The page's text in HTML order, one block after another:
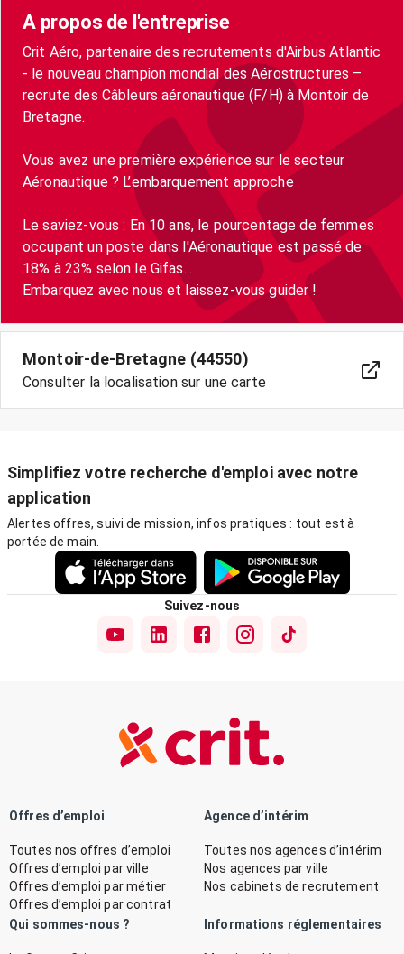
A propos de l'entreprise
Crit Aéro, partenaire des recrutements d'Airbus Atlantic
- le nouveau champion mondial des Aérostructures –
recrute des Câbleurs aéronautique (F/H) à Montoir de
Bretagne.
Vous avez une première expérience sur le secteur
Aéronautique ? L’embarquement approche
Le saviez-vous : En 10 ans, le pourcentage de femmes
occupant un poste dans l'Aéronautique est passé de
18% à 23% selon le Gifas...
Montoir-de-Bretagne (44550)
Consulter la localisation sur une carte
Simplifiez votre recherche d'emploi avec notre
application
Alertes offres, suivi de mission, infos pratiques : tout est à
portée de main.
Suivez-nous
Offres d’emploi
Toutes nos offres d’emploi
Offres d’emploi par ville
Offres d’emploi par métier
Offres d’emploi par contrat
Agence d’intérim
Toutes nos agences d’intérim
Nos agences par ville
Nos cabinets de recrutement
Qui sommes-nous ? Informations réglementaires